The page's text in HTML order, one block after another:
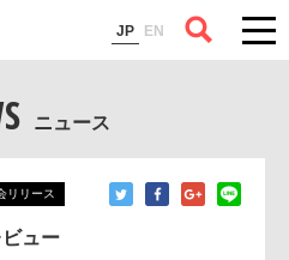
JP EN
ニュース
リリース
ュー